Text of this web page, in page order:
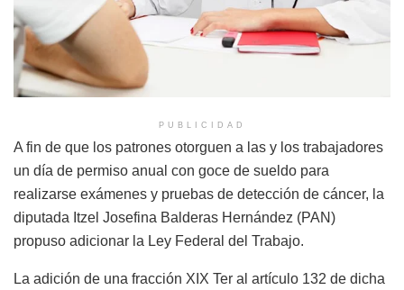
PUBLICIDAD
A fin de que los patrones otorguen a las y los trabajadores
un día de permiso anual con goce de sueldo para
realizarse exámenes y pruebas de detección de cáncer, la
diputada Itzel Josefina Balderas Hernández (PAN)
propuso adicionar la Ley Federal del Trabajo.
La adición de una fracción XIX Ter al artículo 132 de dicha